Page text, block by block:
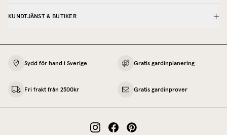
KUNDTJÄNST & BUTIKER
Sydd för hand i Sverige Gratis gardinplanering
Fri frakt från 2500kr Gratis gardinprover